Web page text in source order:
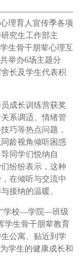
理育人宣传季各项
究生工作部主
生骨干朋辈心理互
举办6场主题分
长及学生代表积
成长训练营获奖
系调适、情绪管
巧等热点问题，
龄视角倾听困惑
同学们悦纳自
纷纷表示，这种
在倾听与交流中
接纳的温暖。
“学校—学院—班级
学生骨干朋辈教育
公寓、贴近到学
学生的健康成长和